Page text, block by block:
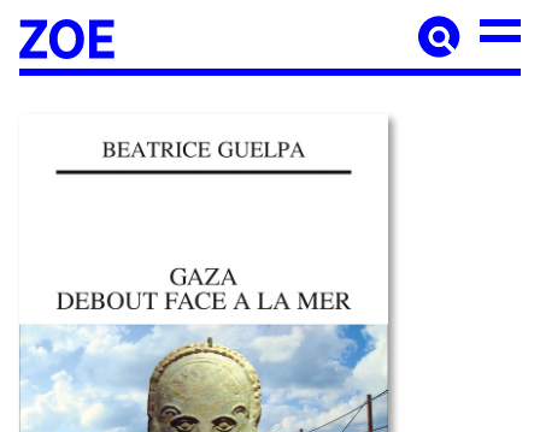
Accueil
À paraître
Auteur·ices
Diffusion
Médiation culturelle
Manuscrits
Foreign rights